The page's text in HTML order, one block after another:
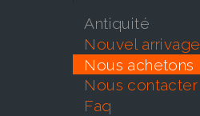
antiquité
nouvel arrivage
nous achetons
nous contacter
faq